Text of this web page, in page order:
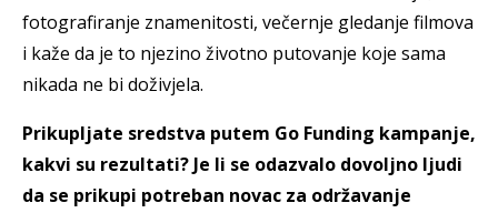
fotografiranje znamenitosti, večernje gledanje filmova
i kaže da je to njezino životno putovanje koje sama
nikada ne bi doživjela.
Prikupljate sredstva putem Go Funding kampanje,
kakvi su rezultati? Je li se odazvalo dovoljno ljudi
da se prikupi potreban novac za održavanje